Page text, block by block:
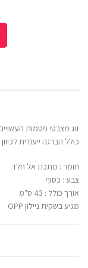
זוג מצבטי פטמות
כולל הברגה ייעודית
חומר : מתכת אל חלד
צבע : כסוף
אורך כולל : 43 ס"מ
מגיע בשקית ניילון OPP